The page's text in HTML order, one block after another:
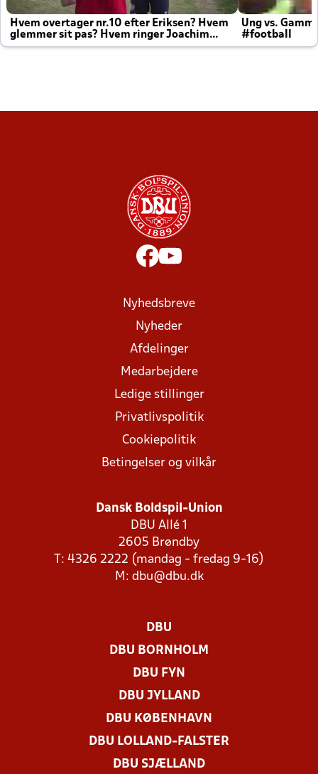
Hvem overtager nr.10 efter Eriksen? Hvem
glemmer sit pas? Hvem ringer Joachim
altid til efter kampe?
Ung vs.
#football
Nyhedsbreve
Nyheder
Afdelinger
Medarbejdere
Ledige stillinger
Privatlivspolitik
Cookiepolitik
Betingelser og vilkår
Dansk Boldspil-Union
DBU Allé 1
2605 Brøndby
T: 4326 2222 (mandag - fredag 9-16)
M: dbu@dbu.dk
DBU
DBU BORNHOLM
DBU FYN
DBU JYLLAND
DBU KØBENHAVN
DBU LOLLAND-FALSTER
DBU SJÆLLAND